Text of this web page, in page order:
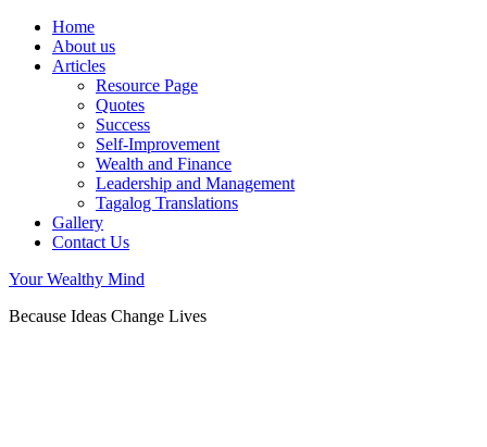
Home
About us
Articles
Resource Page
Quotes
Success
Self-Improvement
Wealth and Finance
Leadership and Management
Tagalog Translations
Gallery
Contact Us
Your Wealthy Mind
Because Ideas Change Lives